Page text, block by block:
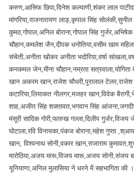
करुण,आसिफ छिपा,दिनेश कल्याणी,शंकर लाल
मांगरिया,राजनारायण लाड़,कृपाल सिंह
कुमठ,गोपाल,अनिल बोराना,गोपाल सिंह गुर्जर,अभिषेक
चौहान,कमलेश जैन,दीपक धनोतिया,वसीम खाम
संचेती,अनीता खोकर अनीता भदोरिया,वर्षा
कनकमल जेन,मीना चौहान,नम्रता
खान अकरम खान,राजेश चौधरी,पूरालाल टेलर,राजेश
कटारिया,लियाकत नीलगर,मजहर खान,विवेक
शाह,अजीत सिंह शक्तावत,भगवान सिंह
मंसूरी सादिक गोरी,फारुख गल्ला,दिलीप गुर्जर,विजय
घोटाला,रवि विनायका,पंकज बोराना,महेश गुप्ता
खान, विश्वनाथ सोनी,वकार खान,राजाराम
मारोठिया,अजय मारू,विजय मारू,अजय सोनी,संजय
यूनियाणा,अनिल मुलासिया ने धरने में सहभागिता